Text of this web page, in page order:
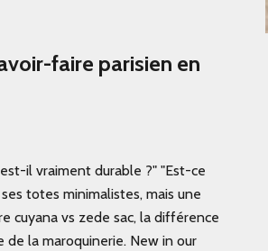
faire parisien en
il vraiment durable ?" "Est-ce
totes minimalistes, mais une
cuyana vs zede sac, la différence
de la maroquinerie. New in our